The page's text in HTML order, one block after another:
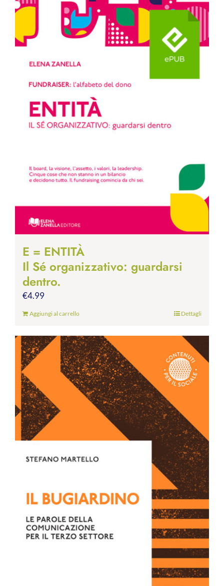
E = ENTITÀ
Il Sé organizzativo: guardarsi
dentro.
€4.99
Aggiungi al carrello Dettagli